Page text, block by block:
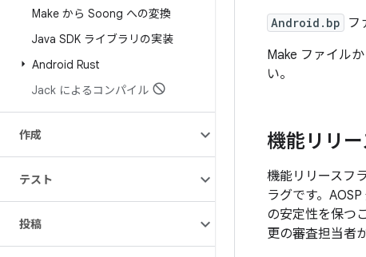
Make から Soong への変換
Java SDK ライブラリの実装
Android Rust
Jack によるコンパイル
作成
テスト
投稿
Android.bp フ
Make ファイルか
い。
機能リリ
機能リリースフ
ラグです。
の安定性を保つ
更の審査担当者